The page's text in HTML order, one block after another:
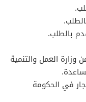
بالطلب.
وزارة العمل والتنمية
في الحكومة